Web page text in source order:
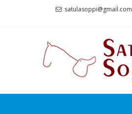
satulasoppi@gmail.com